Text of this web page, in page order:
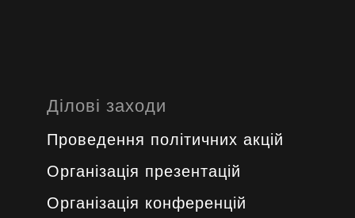
Ділові заходи
Проведення політичних акцій
Oрганізація презентацій
Організація конференцій